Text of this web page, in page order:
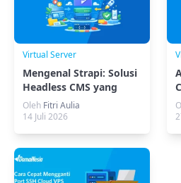
Virtual Server
Mengenal Strapi: Solusi
Headless CMS yang
Fleksibel
Oleh Fitri Aulia
14 Juli 2026